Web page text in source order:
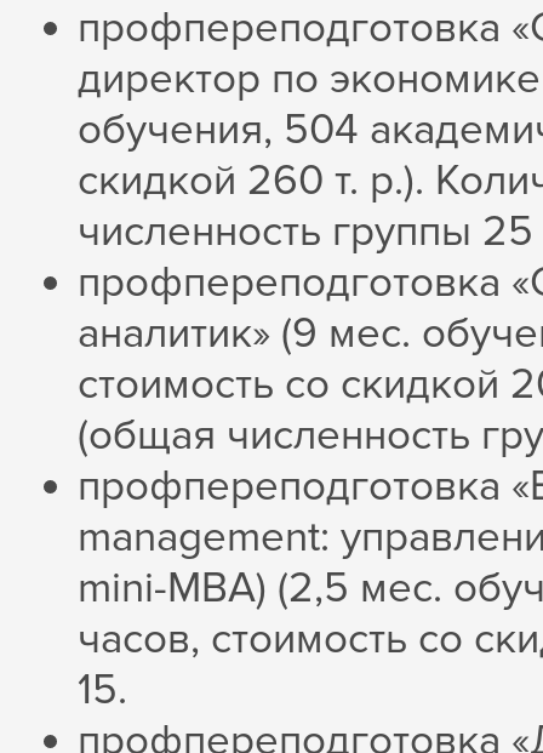
профпереподготовка
директор по
обучения, 504
скидкой 260 т. р.).
численность группы
профпереподготовка
аналитик» (9 мес.
стоимость со скидкой
(общая численность
профпереподготовка
management:
mini-MBA) (2,5 мес.
часов, стоимость со
15.
профпереподготовка